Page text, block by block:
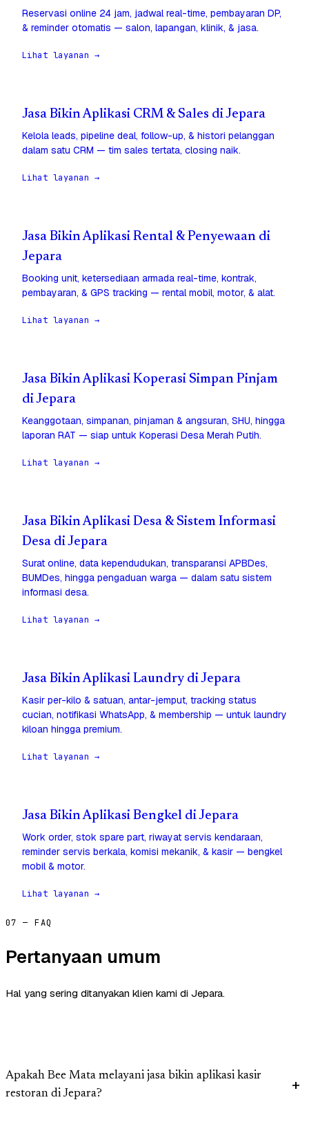
Reservasi online 24 jam, jadwal real-time, pembayaran DP,
& reminder otomatis — salon, lapangan, klinik, & jasa.
Lihat layanan →
Jasa Bikin Aplikasi CRM & Sales di Jepara
Kelola leads, pipeline deal, follow-up, & histori pelanggan
dalam satu CRM — tim sales tertata, closing naik.
Lihat layanan →
Jasa Bikin Aplikasi Rental & Penyewaan di
Jepara
Booking unit, ketersediaan armada real-time, kontrak,
pembayaran, & GPS tracking — rental mobil, motor, & alat.
Lihat layanan →
Jasa Bikin Aplikasi Koperasi Simpan Pinjam
di Jepara
Keanggotaan, simpanan, pinjaman & angsuran, SHU, hingga
laporan RAT — siap untuk Koperasi Desa Merah Putih.
Lihat layanan →
Jasa Bikin Aplikasi Desa & Sistem Informasi
Desa di Jepara
Surat online, data kependudukan, transparansi APBDes,
BUMDes, hingga pengaduan warga — dalam satu sistem
informasi desa.
Lihat layanan →
Jasa Bikin Aplikasi Laundry di Jepara
Kasir per-kilo & satuan, antar-jemput, tracking status
cucian, notifikasi WhatsApp, & membership — untuk laundry
kiloan hingga premium.
Lihat layanan →
Jasa Bikin Aplikasi Bengkel di Jepara
Work order, stok spare part, riwayat servis kendaraan,
reminder servis berkala, komisi mekanik, & kasir — bengkel
mobil & motor.
Lihat layanan →
07 — FAQ
Pertanyaan umum
Hal yang sering ditanyakan klien kami di Jepara.
Apakah Bee Mata melayani jasa bikin aplikasi kasir
restoran di Jepara?